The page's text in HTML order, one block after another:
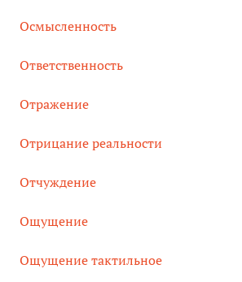
Осмысленность
Ответственность
Отражение
Отрицание реальности
Отчуждение
Ощущение
Ощущение тактильное